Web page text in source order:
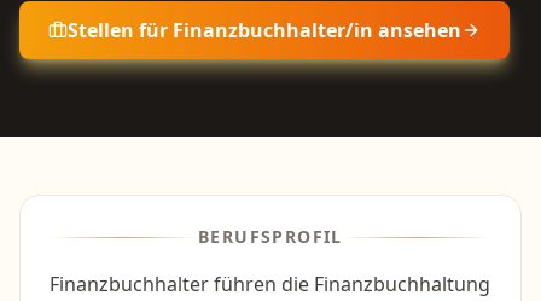
Stellen für Finanzbuchhalter/in ansehen
BERUFSPROFIL
Finanzbuchhalter führen die Finanzbuchhaltung